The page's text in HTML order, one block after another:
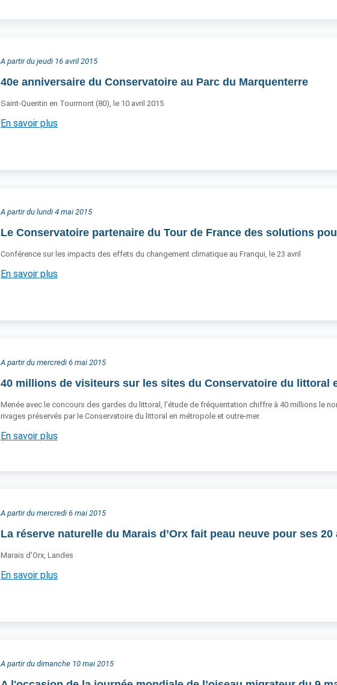
A partir du jeudi 16 avril 2015
40e anniversaire du Conservatoire au Parc du Marquenterre
Saint-Quentin en Tourmont (80), le 10 avril 2015
En savoir plus
A partir du lundi 4 mai 2015
Le Conservatoire partenaire du Tour de France des solutions
Conférence sur les impacts des effets du changement climatique au Franqui, le 23 avril
En savoir plus
A partir du mercredi 6 mai 2015
40 millions de visiteurs sur les sites du Conservatoire du littoral
Menée avec le concours des gardes du littoral, l'étude de fréquentation chiffre à 40 millions le
rivages préservés par le Conservatoire du littoral en métropole et outre-mer.
En savoir plus
A partir du mercredi 6 mai 2015
La réserve naturelle du Marais d’Orx fait peau neuve pour ses 20
Marais d'Orx, Landes
En savoir plus
A partir du dimanche 10 mai 2015